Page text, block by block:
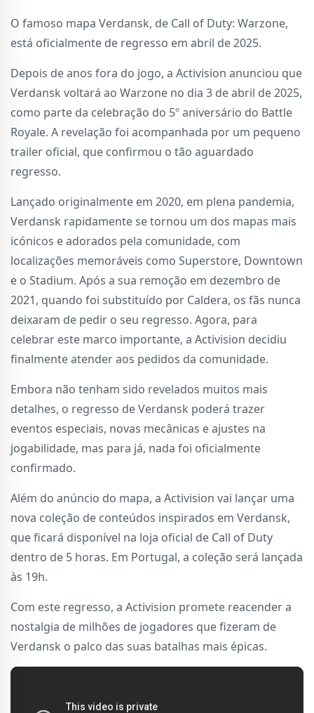
O famoso mapa Verdansk, de Call of Duty: Warzone,
está oficialmente de regresso em abril de 2025.
Depois de anos fora do jogo, a Activision anunciou que
Verdansk voltará ao Warzone no dia 3 de abril de 2025,
como parte da celebração do 5º aniversário do Battle
Royale. A revelação foi acompanhada por um pequeno
trailer oficial, que confirmou o tão aguardado
regresso.
Lançado originalmente em 2020, em plena pandemia,
Verdansk rapidamente se tornou um dos mapas mais
icónicos e adorados pela comunidade, com
localizações memoráveis como Superstore, Downtown
e o Stadium. Após a sua remoção em dezembro de
2021, quando foi substituído por Caldera, os fãs nunca
deixaram de pedir o seu regresso. Agora, para
celebrar este marco importante, a Activision decidiu
finalmente atender aos pedidos da comunidade.
Embora não tenham sido revelados muitos mais
detalhes, o regresso de Verdansk poderá trazer
eventos especiais, novas mecânicas e ajustes na
jogabilidade, mas para já, nada foi oficialmente
confirmado.
Além do anúncio do mapa, a Activision vai lançar uma
nova coleção de conteúdos inspirados em Verdansk,
que ficará disponível na loja oficial de Call of Duty
dentro de 5 horas. Em Portugal, a coleção será lançada
às 19h.
Com este regresso, a Activision promete reacender a
nostalgia de milhões de jogadores que fizeram de
Verdansk o palco das suas batalhas mais épicas.